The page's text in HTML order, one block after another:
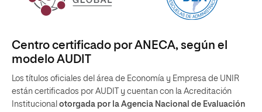
Centro certificado por ANECA, según el
modelo AUDIT
Los títulos oficiales del área de Economía y Empresa de UNIR
están certificados por AUDIT y cuentan con la Acreditación
Institucional otorgada por la Agencia Nacional de Evaluación